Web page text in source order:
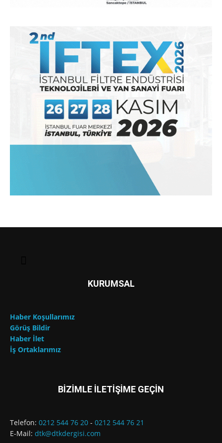
KURUMSAL
Haber Koşullarımız
Görüş Bildir
Haber İlet
İş Ortaklarımız
BİZİMLE İLETİŞİME GEÇİN
Telefon: 0212 544 76 20 - 0212 544 76 21
E-Mail: dtk@dtkdergisi.com